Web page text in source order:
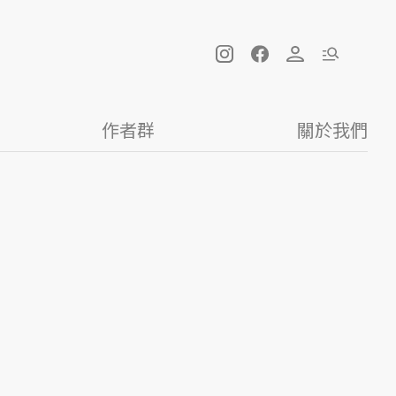
作者群 關於我們